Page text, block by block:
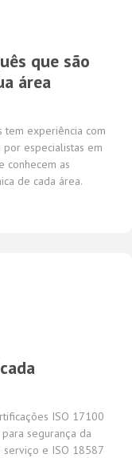
que são
área
tem experiência com
por especialistas em
conhecem as
de cada área.
ções ISO 17100
segurança da
serviço e ISO 18587